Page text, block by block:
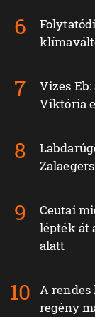
Vizes
Viktória
Ceutai
lépték át
alatt
A rendes
regény